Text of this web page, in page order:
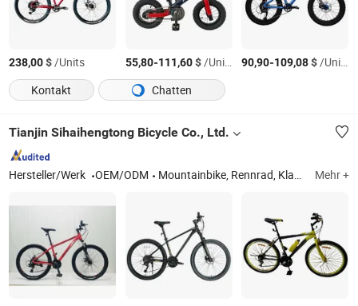
238,00$/Units 55,80-111,60$/Units 90,90-109,08$/Units
Kontakt
Chatten
Tianjin Sihaihengtong Bicycle Co., Ltd.
Hersteller/Werk OEM/ODM Mountainbike, Rennrad, Klapprad, Stadtfahrrad, E-Bike, Kinderfahrrad, BMX-Rad Mehr +